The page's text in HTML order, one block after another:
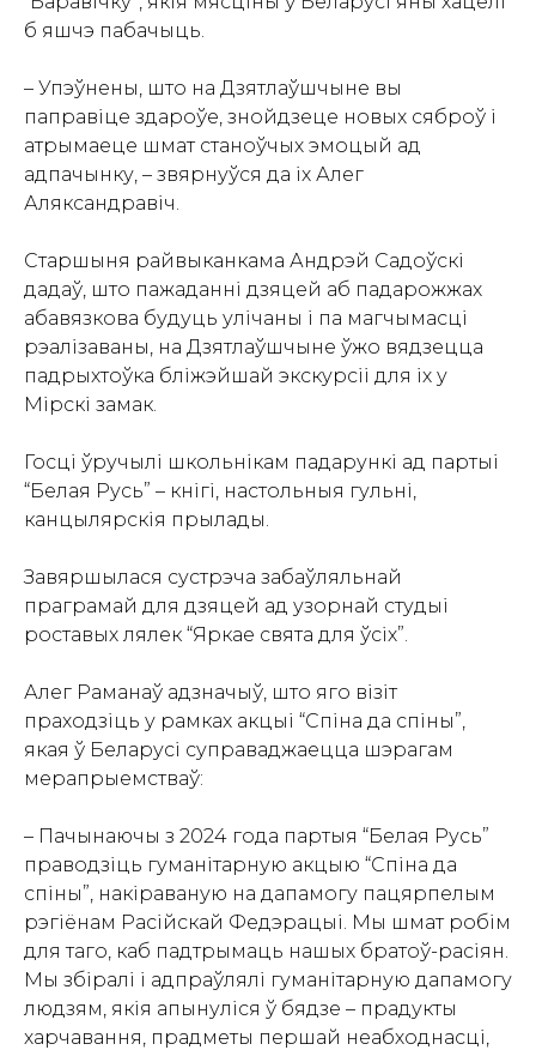
б яшчэ пабачыць.
– Упэўнены, што на Дзятлаўшчыне вы
паправіце здароўе, знойдзеце новых сяброў і
атрымаеце шмат станоўчых эмоцый ад
адпачынку, – звярнуўся да іх Алег
Аляксандравіч.
Старшыня райвыканкама Андрэй Садоўскі
дадаў, што пажаданні дзяцей аб падарожжах
абавязкова будуць улічаны і па магчымасці
рэалізаваны, на Дзятлаўшчыне ўжо вядзецца
падрыхтоўка бліжэйшай экскурсіі для іх у
Мірскі замак.
Госці ўручылі школьнікам падарункі ад партыі
“Белая Русь” – кнігі, настольныя гульні,
канцылярскія прылады.
Завяршылася сустрэча забаўляльнай
праграмай для дзяцей ад узорнай студыі
роставых лялек “Яркае свята для ўсіх”.
Алег Раманаў адзначыў, што яго візіт
праходзіць у рамках акцыі “Спіна да спіны”,
якая ў Беларусі суправаджаецца шэрагам
мерапрыемстваў:
– Пачынаючы з 2024 года партыя “Белая Русь”
праводзіць гуманітарную акцыю “Спіна да
спіны”, накіраваную на дапамогу пацярпелым
рэгіёнам Расійскай Федэрацыі. Мы шмат робім
для таго, каб падтрымаць нашых братоў-расіян.
Мы збіралі і адпраўлялі гуманітарную дапамогу
людзям, якія апынуліся ў бядзе – прадукты
харчавання, прадметы першай неабходнасці,